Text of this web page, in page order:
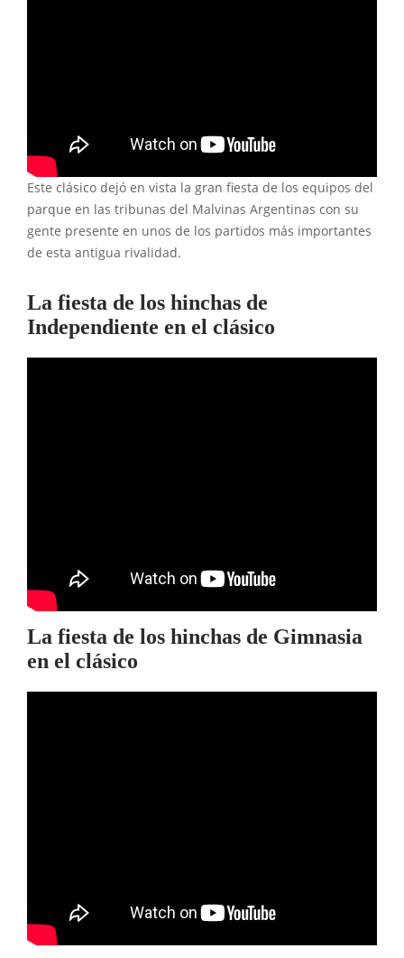
Este clásico dejó en vista la gran fiesta de los equipos del
parque en las tribunas del Malvinas Argentinas con su
gente presente en unos de los partidos más importantes
de esta antigua rivalidad.
La fiesta de los hinchas de
Independiente en el clásico
La fiesta de los hinchas de Gimnasia
en el clásico